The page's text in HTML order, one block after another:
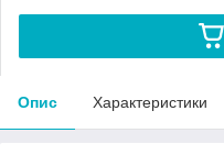
Опис Характеристики